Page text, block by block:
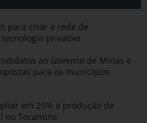
para criar a rede de
privativa
ao Governo de Minas e
para os municípios
em 25% a produção de
no Tocantins